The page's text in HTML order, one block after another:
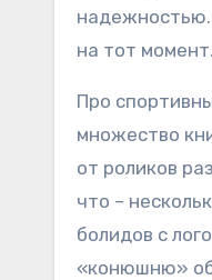
на тот
Про
множество
от роликов
что –
болидов с
«конюшню»